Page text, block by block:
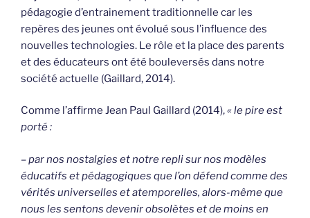
pédagogie d’entrainement traditionnelle car les
repères des jeunes ont évolué sous l’influence des
nouvelles technologies. Le rôle et la place des parents
et des éducateurs ont été bouleversés dans notre
société actuelle (Gaillard, 2014).
Comme l’affirme Jean Paul Gaillard (2014),« le pireest
porté :
– par nos nostalgies et notre repli sur nos modèles
éducatifs et pédagogiques que l’on défend comme des
vérités universelles et atemporelles, alors-même que
nous les sentons devenir obsolètes et de moins en